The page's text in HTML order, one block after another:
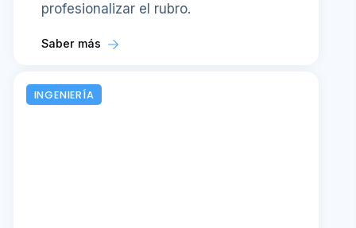
profesionalizar el rubro.
Saber más
INGENIERÍA